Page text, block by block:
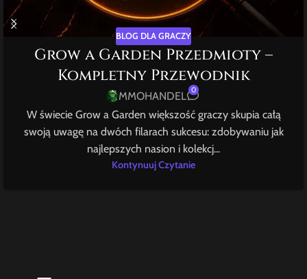
BLOG DLA GRACZY
Grow a Garden Przedmioty –
Kompletny Przewodnik
MMOHANDEL 0
W świecie Grow a Garden większość graczy skupia całą
swoją uwagę na dwóch filarach sukcesu: zdobywaniu jak
najlepszych nasion i kolekcj...
Kontynuuj Czytanie